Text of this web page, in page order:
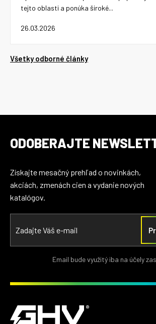
26.03.2026
tejto oblasti a ponúka široké...
Všetky odborné články
ODOBERAJTE
Získajte mesačný prehľad o novinkách,
akciách, zmenách cien a vydanie nových
katalógov.
Email bude využitý iba na účely